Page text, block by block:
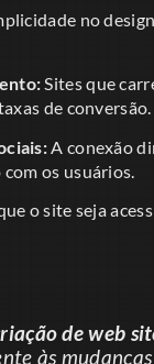
no
Sites que
de conversão.
A conexão
os usuários.
o site seja
de web
às